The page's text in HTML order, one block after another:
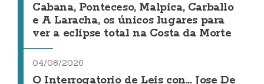
Cabana, Ponteceso, Malpica, Carballo
e A Laracha, os únicos lugares para
ver a eclipse total na Costa da Morte
04/08/2026
O Interrogatorio de Leis con... Jose De